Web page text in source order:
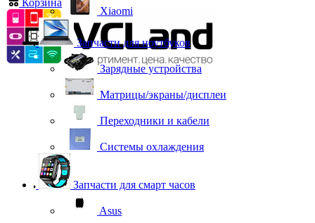
Корзина
Xiaomi
Запчасти для ноутбуков
Зарядные устройства
Матрицы/экраны/дисплеи
Переходники и кабели
Системы охлаждения
Запчасти для смарт часов
Asus